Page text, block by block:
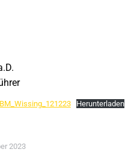
Herunterladen
2023